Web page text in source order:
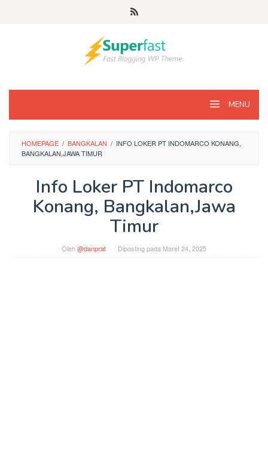
MENU
HOMEPAGE / BANGKALAN / INFO LOKER PT INDOMARCO KONANG,
BANGKALAN,JAWA TIMUR
Info Loker PT Indomarco
Konang, Bangkalan,Jawa
Timur
Oleh@danprat Diposting pada Maret 24, 2025